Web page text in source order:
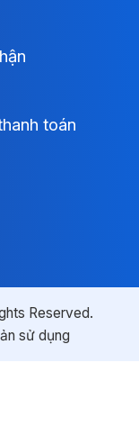
toán
Reserved.
sử dụng